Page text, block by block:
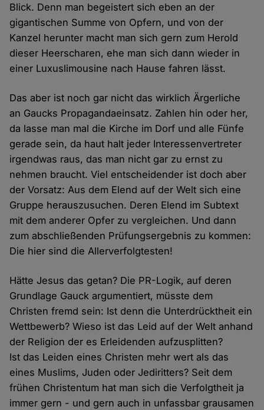
Blick. Denn man begeistert sich eben an der
gigantischen Summe von Opfern, und von der
Kanzel herunter macht man sich gern zum Herold
dieser Heerscharen, ehe man sich dann wieder in
einer Luxuslimousine nach Hause fahren lässt.
Das aber ist noch gar nicht das wirklich Ärgerliche
an Gaucks Propagandaeinsatz. Zahlen hin oder her,
da lasse man mal die Kirche im Dorf und alle Fünfe
gerade sein, da haut halt jeder Interessenvertreter
irgendwas raus, das man nicht gar zu ernst zu
nehmen braucht. Viel entscheidender ist doch aber
der Vorsatz: Aus dem Elend auf der Welt sich eine
Gruppe herauszusuchen. Deren Elend im Subtext
mit dem anderer Opfer zu vergleichen. Und dann
zum abschließenden Prüfungsergebnis zu kommen:
Die hier sind die Allerverfolgtesten!
Hätte Jesus das getan? Die PR-Logik, auf deren
Grundlage Gauck argumentiert, müsste dem
Christen fremd sein: Ist denn die Unterdrücktheit ein
Wettbewerb? Wieso ist das Leid auf der Welt anhand
der Religion der es Erleidenden aufzusplitten?
Ist das Leiden eines Christen mehr wert als das
eines Muslims, Juden oder Jediritters? Seit dem
frühen Christentum hat man sich die Verfolgtheit ja
immer gern - und gern auch in unfassbar grausamen